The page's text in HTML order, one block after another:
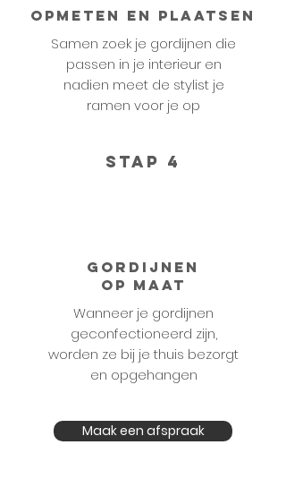
Opmeten en plaatsen
Samen zoek je gordijnen die
passen in je interieur en
nadien meet de stylist je
ramen voor je op
STAP 4
Gordijnen
op maat
Wanneer je gordijnen
geconfectioneerd zijn,
worden ze bij je thuis bezorgt
en opgehangen
Maak een afspraak